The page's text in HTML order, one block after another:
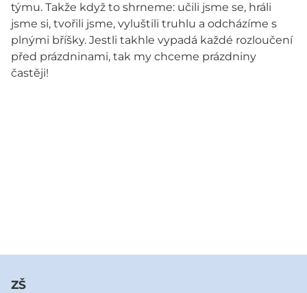
týmu. Takže když to shrneme: učili jsme se, hráli
jsme si, tvořili jsme, vyluštili truhlu a odcházíme s
plnými bříšky. Jestli takhle vypadá každé rozloučení
před prázdninami, tak my chceme prázdniny
častěji!
ZŠ